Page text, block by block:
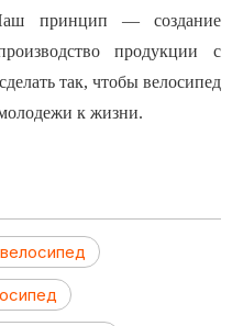
принцип — создание
продукции с
так, чтобы велосипед
к жизни.